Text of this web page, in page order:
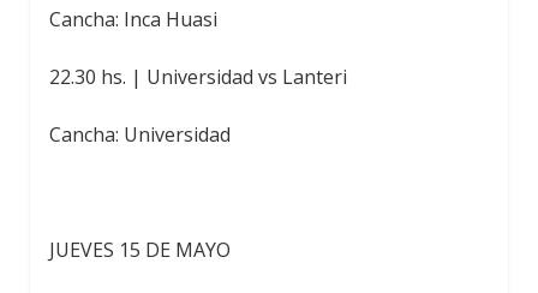
Cancha: Inca Huasi
22.30 hs. | Universidad vs Lanteri
Cancha: Universidad
JUEVES 15 DE MAYO